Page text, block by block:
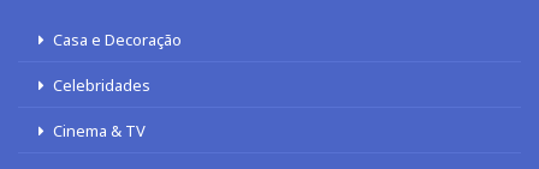
Casa e Decoração
Celebridades
Cinema & TV